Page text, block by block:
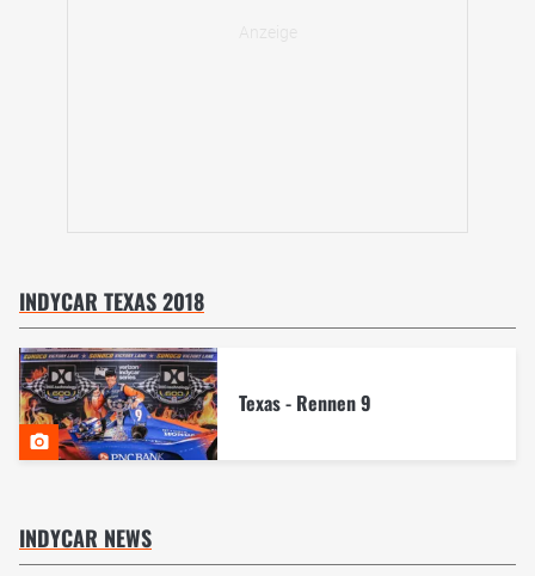
INDYCAR TEXAS 2018
Texas - Rennen 9
INDYCAR NEWS